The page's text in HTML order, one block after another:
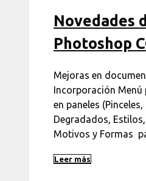
Novedades
Photoshop
Mejoras en
Incorporación Menú
en paneles
Degradados, Estilos,
Motivos y Formas
Leer más